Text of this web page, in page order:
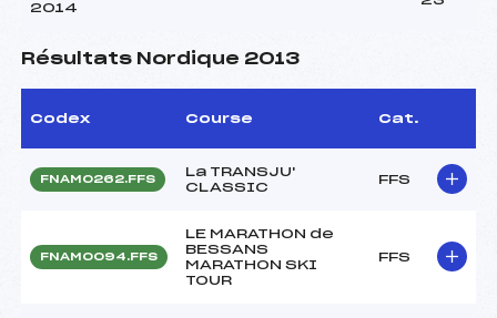
2014
Résultats Nordique 2013
Codex Course Cat.
FNAM0262.FFS
La TRANSJU'
CLASSIC
FFS
FNAM0094.FFS
LE MARATHON de
BESSANS
MARATHON SKI
TOUR
FFS